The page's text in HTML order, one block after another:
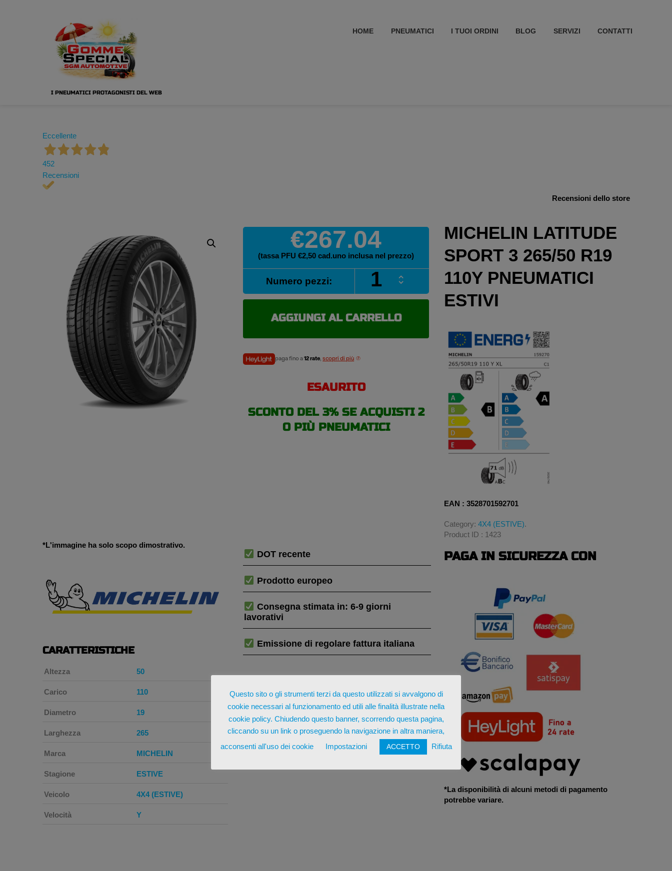
I PNEUMATICI PROTAGONISTI DEL WEB
HOME PNEUMATICI I TUOI ORDINI BLOG SERVIZI CONTATTI
Eccellente
452
Recensioni
Recensioni dello store
€267.04
(tassa PFU €2,50 cad.uno inclusa nel prezzo)
Numero pezzi:
MICHELIN
LATITUDE
SPORT
265/50
110Y
estivi
AGGIUNGI AL CARRELLO
paga fino a12 rate,scopri di più
ESAURITO
SCONTO DEL 3% SE ACQUISTI 2
O PIÙ PNEUMATICI
MICHELIN LATITUDE
SPORT 3 265/50 R19
110Y PNEUMATICI
ESTIVI
EAN : 3528701592701
Category: 4X4 (ESTIVE).
Product ID : 1423
*L'immagine ha solo scopo dimostrativo.
CARATTERISTICHE
Altezza 50
Carico 110
Diametro 19
Larghezza 265
Marca MICHELIN
Stagione ESTIVE
Veicolo 4X4 (ESTIVE)
Velocità Y
DOT recente
Prodotto europeo
Consegna stimata in: 6-9 giorni
lavorativi
Emissione di regolare fattura italiana
PAGA IN SICUREZZA CON
*La disponibilità di alcuni metodi di pagamento
potrebbe variare.
Questo sito o gli strumenti terzi da questo utilizzati si avvalgono di
cookie necessari al funzionamento ed utili alle finalità illustrate nella
cookie policy. Chiudendo questo banner, scorrendo questa pagina,
cliccando su un link o proseguendo la navigazione in altra maniera,
acconsenti all'uso dei cookie
Impostazioni ACCETTO Rifiuta